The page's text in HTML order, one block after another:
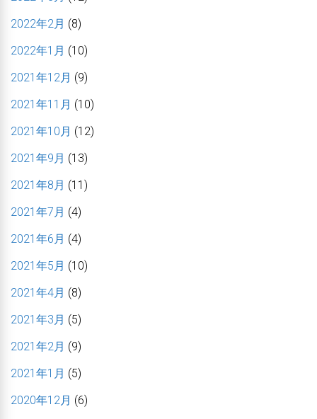
2022年2月 (8)
2022年1月 (10)
2021年12月 (9)
2021年11月 (10)
2021年10月 (12)
2021年9月 (13)
2021年8月 (11)
2021年7月 (4)
2021年6月 (4)
2021年5月 (10)
2021年4月 (8)
2021年3月 (5)
2021年2月 (9)
2021年1月 (5)
2020年12月 (6)